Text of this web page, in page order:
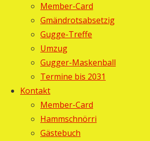
Member-Card
Gmändrotsabsetzig
Gugge-Treffe
Umzug
Gugger-Maskenball
Termine bis 2031
Kontakt
Member-Card
Hammschnörri
Gästebuch
Gebi18.
Februar
201018.
Februar
2010
Allgemein/
2010
Am Donnerstag